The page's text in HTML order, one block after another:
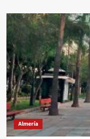
Los
vecinos
de
El
Alquián
denuncian
que
se
reúnen
entre
desconchones
rejas
que
Almería